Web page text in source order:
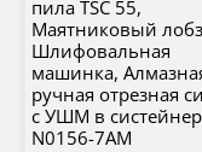
пила TSC 55,
Маятниковый
Шлифовальная
машинка,
ручная отрезная
с УШМ в
N0156-7AM